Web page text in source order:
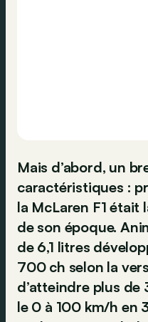
Mais d’abord, un
caractéristiques :
la McLaren F1 était
de son époque.
de 6,1 litres
700 ch selon la
d’atteindre plus de
le 0 à 100 km/h en